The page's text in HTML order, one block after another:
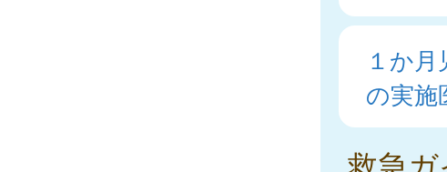
１か
の実施
救急ガ